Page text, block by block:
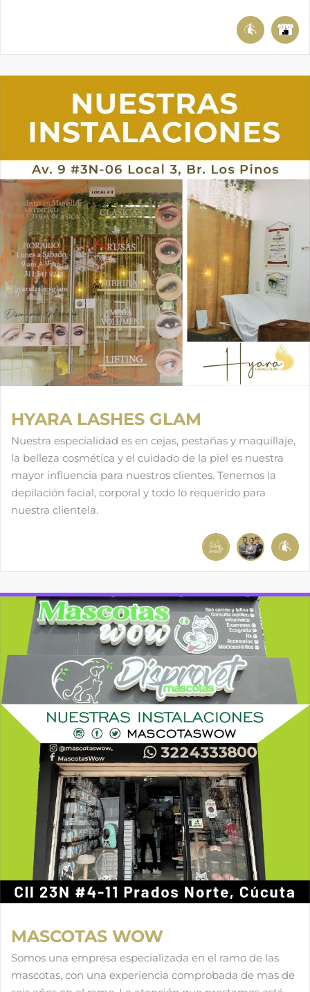
HYARA LASHES GLAM
Nuestra especialidad es en cejas, pestañas y maquillaje,
la belleza cosmética y el cuidado de la piel es nuestra
mayor influencia para nuestros clientes. Tenemos la
depilación facial, corporal y todo lo requerido para
nuestra clientela.
MASCOTAS WOW
Somos una empresa especializada en el ramo de las
mascotas, con una experiencia comprobada de mas de